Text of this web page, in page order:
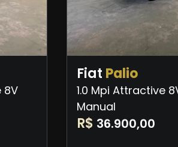
8V
Fiat Palio
1.0 Mpi Attractive
Manual
R$ 36.900,00